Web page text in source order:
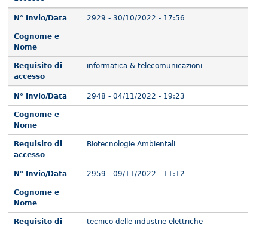
N° Invio/Data 2929 - 30/10/2022 - 17:56
Cognome e
Nome
Requisito di
accesso
informatica & telecomunicazioni
N° Invio/Data 2948 - 04/11/2022 - 19:23
Cognome e
Nome
Requisito di
accesso
Biotecnologie Ambientali
N° Invio/Data 2959 - 09/11/2022 - 11:12
Cognome e
Nome
Requisito di
tecnico delle industrie elettriche